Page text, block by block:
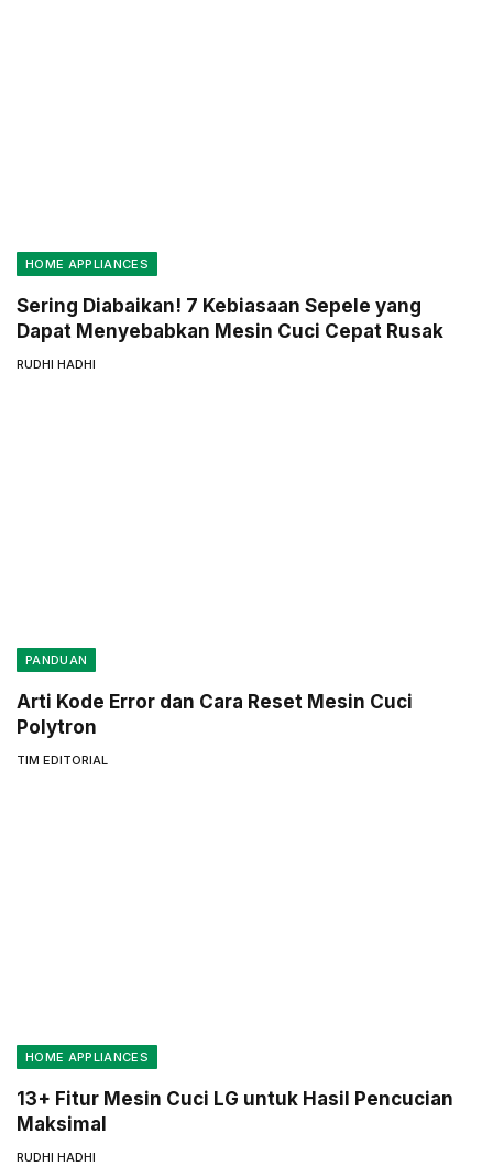
HOME APPLIANCES
Sering Diabaikan! 7 Kebiasaan Sepele yang
Dapat Menyebabkan Mesin Cuci Cepat Rusak
RUDHI HADHI
PANDUAN
Arti Kode Error dan Cara Reset Mesin Cuci
Polytron
TIM EDITORIAL
HOME APPLIANCES
13+ Fitur Mesin Cuci LG untuk Hasil Pencucian
Maksimal
RUDHI HADHI